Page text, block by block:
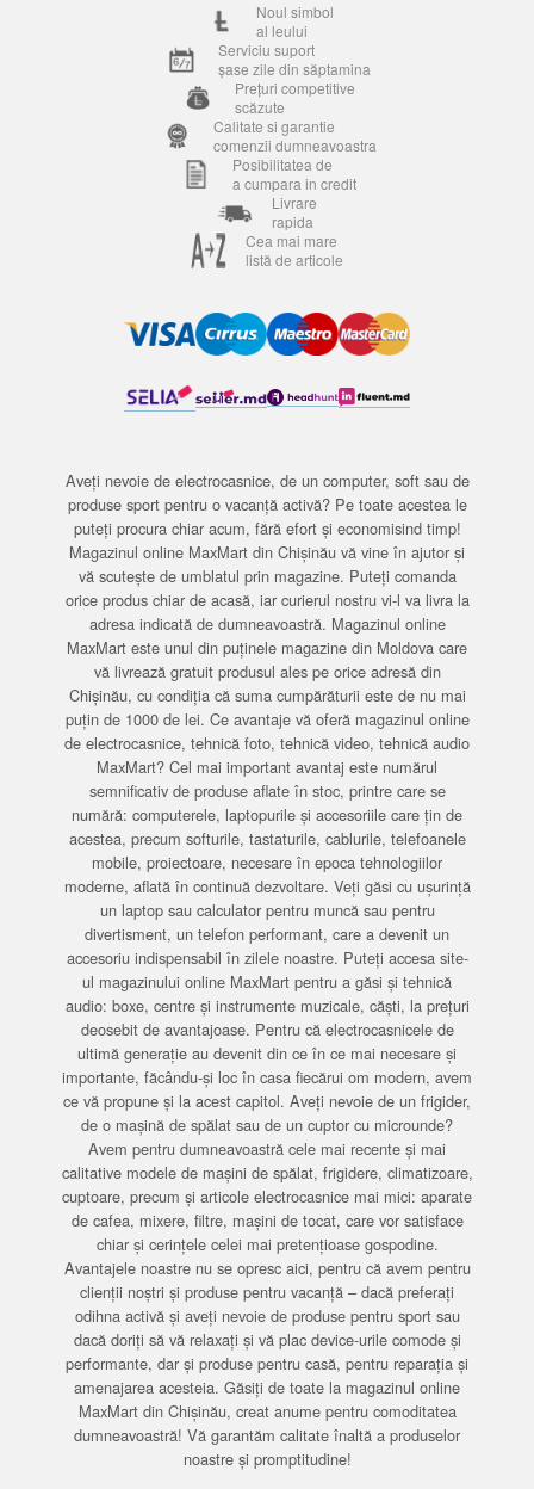
Noul simbol
al leului
Serviciu suport
șase zile din săptamina
Prețuri competitive
scăzute
Calitate si garantie
comenzii dumneavoastra
Posibilitatea de
a cumpara in credit
Livrare
rapida
Cea mai mare
listă de articole
Aveți nevoie de electrocasnice, de un computer, soft sau de
produse sport pentru o vacanță activă? Pe toate acestea le
puteți procura chiar acum, fără efort și economisind timp!
Magazinul online MaxMart din Chișinău vă vine în ajutor și
vă scutește de umblatul prin magazine. Puteți comanda
orice produs chiar de acasă, iar curierul nostru vi-l va livra la
adresa indicată de dumneavoastră. Magazinul online
MaxMart este unul din puținele magazine din Moldova care
vă livrează gratuit produsul ales pe orice adresă din
Chișinău, cu condiția că suma cumpărăturii este de nu mai
puțin de 1000 de lei. Ce avantaje vă oferă magazinul online
de electrocasnice, tehnică foto, tehnică video, tehnică audio
MaxMart? Cel mai important avantaj este numărul
semnificativ de produse aflate în stoc, printre care se
numără: computerele, laptopurile și accesoriile care țin de
acestea, precum softurile, tastaturile, cablurile, telefoanele
mobile, proiectoare, necesare în epoca tehnologiilor
moderne, aflată în continuă dezvoltare. Veți găsi cu ușurință
un laptop sau calculator pentru muncă sau pentru
divertisment, un telefon performant, care a devenit un
accesoriu indispensabil în zilele noastre. Puteți accesa site-
ul magazinului online MaxMart pentru a găsi și tehnică
audio: boxe, centre și instrumente muzicale, căști, la prețuri
deosebit de avantajoase. Pentru că electrocasnicele de
ultimă generație au devenit din ce în ce mai necesare și
importante, făcându-și loc în casa fiecărui om modern, avem
ce vă propune și la acest capitol. Aveți nevoie de un frigider,
de o mașină de spălat sau de un cuptor cu microunde?
Avem pentru dumneavoastră cele mai recente și mai
calitative modele de mașini de spălat, frigidere, climatizoare,
cuptoare, precum și articole electrocasnice mai mici: aparate
de cafea, mixere, filtre, mașini de tocat, care vor satisface
chiar și cerințele celei mai pretențioase gospodine.
Avantajele noastre nu se opresc aici, pentru că avem pentru
clienții noștri și produse pentru vacanță – dacă preferați
odihna activă și aveți nevoie de produse pentru sport sau
dacă doriți să vă relaxați și vă plac device-urile comode și
performante, dar și produse pentru casă, pentru reparația și
amenajarea acesteia. Găsiți de toate la magazinul online
MaxMart din Chișinău, creat anume pentru comoditatea
dumneavoastră! Vă garantăm calitate înaltă a produselor
noastre și promptitudine!